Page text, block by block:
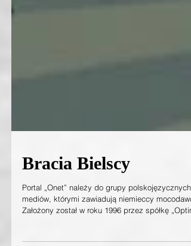
Bracia Bielscy
Portal „Onet” należy do grupy polskojęzycznych
mediów, którymi zawiadują niemieccy
(obecnie CD Projekt), ale od roku 2012 jego